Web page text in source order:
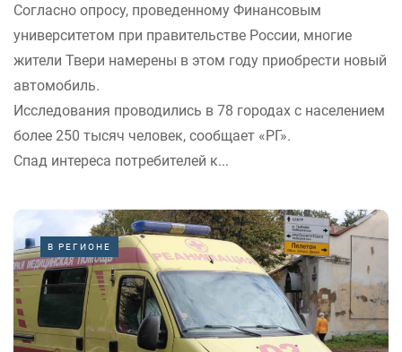
Согласно опросу, проведенному Финансовым
университетом при правительстве России, многие
жители Твери намерены в этом году приобрести новый
автомобиль.
Исследования проводились в 78 городах с населением
более 250 тысяч человек, сообщает «РГ».
Спад интереса потребителей к...
В РЕГИОНЕ